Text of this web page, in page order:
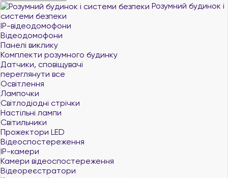
Розумний будинок і
системи безпеки
IP-відеодомофони
Відеодомофони
Панелі виклику
Комплекти розумного будинку
Датчики, сповіщувачі
переглянути все
Освітлення
Лампочки
Світлодіодні стрічки
Настільні лампи
Світильники
Прожектори LED
Відеоспостереження
IP-камери
Камери відеоспостереження
Відеореєстратори